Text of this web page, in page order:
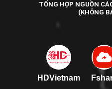
TỔNG HỢP NGUỒN
(KHÔNG
HDVietnam